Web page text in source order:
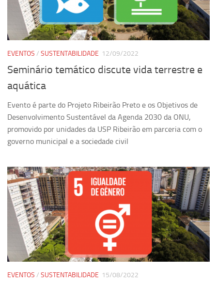
EVENTOS / SUSTENTABILIDADE 12/09/2022
Seminário temático discute vida terrestre e
aquática
Evento é parte do Projeto Ribeirão Preto e os Objetivos de
Desenvolvimento Sustentável da Agenda 2030 da ONU,
promovido por unidades da USP Ribeirão em parceria com o
governo municipal e a sociedade civil
EVENTOS / SUSTENTABILIDADE 15/08/2022